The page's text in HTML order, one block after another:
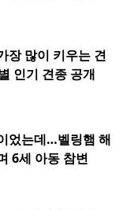
장 많이 키우는 견
인기 견종 공개
었는데…벨링햄 해
6세 아동 참변